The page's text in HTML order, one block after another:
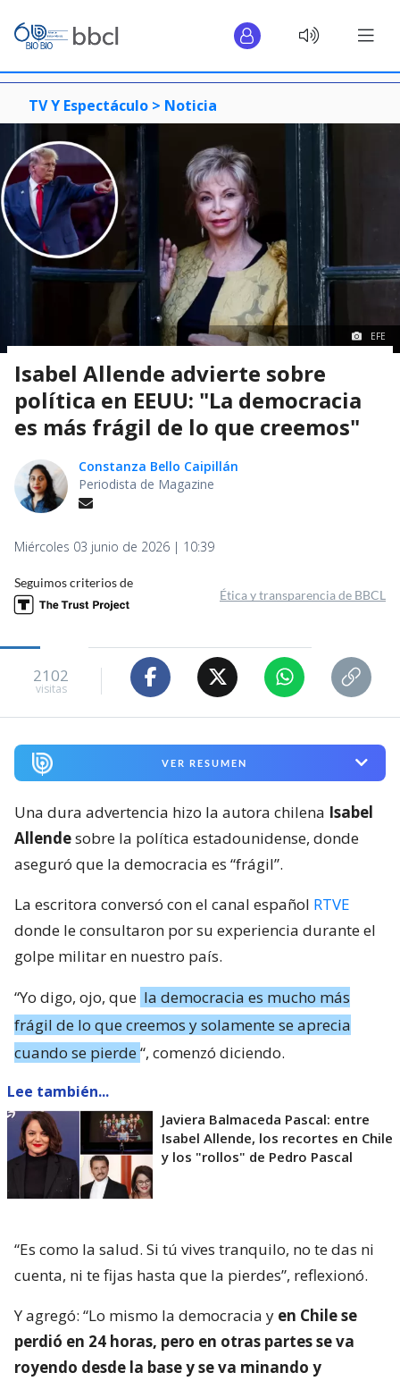
TV Y Espectáculo > Noticia
EFE
Isabel Allende advierte sobre
política en EEUU: "La democracia
es más frágil de lo que creemos"
Constanza Bello Caipillán
Periodista de Magazine
Miércoles 03 junio de 2026 | 10:39
Seguimos criterios de
Ética y transparencia de BBCL
2102
visitas
VER RESUMEN
Una dura advertencia hizo la autora chilena Isabel
Allendesobre la política estadounidense, donde
aseguró que la democracia es “frágil”.
La escritora conversó con el canal español RTVE
donde le consultaron por su experiencia durante el
golpe militar en nuestro país.
“Yo digo, ojo, que la democracia es mucho más
frágil de lo que creemos y solamente se aprecia
cuando se pierde“, comenzó diciendo.
Lee también...
Javiera Balmaceda Pascal: entre
Isabel Allende, los recortes en Chile
y los "rollos" de Pedro Pascal
“Es como la salud. Si tú vives tranquilo, no te das ni
cuenta, ni te fijas hasta que la pierdes”, reflexionó.
Y agregó: “Lo mismo la democracia y en Chile se
perdió en 24 horas, pero en otras partes se va
royendo desde la base y se va minando y